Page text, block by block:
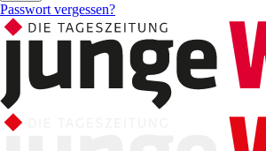
Passwort vergessen?